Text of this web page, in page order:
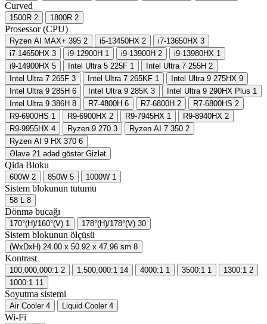
Curved
1500R 2 1800R 2
Prosessor (CPU)
Ryzen AI MAX+ 395 2 i5-13450HX 2 i7-13650HX 3
i7-14650HX 3 i9-12900H 1 i9-13900H 2 i9-13980HX 1
i9-14900HX 5 Intel Ultra 5 225F 1 Intel Ultra 7 255H 2
Intel Ultra 7 265F 3 Intel Ultra 7 265KF 1 Intel Ultra 9 275HX 9
Intel Ultra 9 285H 6 Intel Ultra 9 285K 3 Intel Ultra 9 290HX Plus 1
Intel Ultra 9 386H 8 R7-4800H 6 R7-6800H 2 R7-6800HS 2
R9-6900HS 1 R9-6900HX 2 R9-7945HX 1 R9-8940HX 2
R9-9955HX 4 Ryzen 9 270 3 Ryzen AI 7 350 2
Ryzen AI 9 HX 370 6
Əlavə 21 ədəd göstər Gizlət
Qida Bloku
600W 2 850W 5 1000W 1
Sistem blokunun tutumu
58 L 8
Dönmə bucağı
170°(H)/160°(V) 1 178°(H)/178°(V) 30
Sistem blokunun ölçüsü
(WxDxH) 24.00 x 50.92 x 47.96 sm 8
Kontrast
100,000,000:1 2 1,500,000:1 14 4000:1 1 3500:1 1 1300:1 2
1000:1 11
Soyutma sistemi
Air Cooler 4 Liquid Cooler 4
Wi-Fi